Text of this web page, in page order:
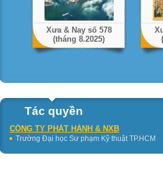
Xưa & Nay số 578
(tháng 8.2025)
Tác quyền
CÔNG TY PHÁT HÀNH & NXB
Trường Đại học Sư phạm Kỹ thuật TP.HCM